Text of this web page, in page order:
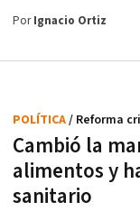
PorIgnacio Ortiz
Cambió la
alimentos y
sanitario
POLÍTICA/ Reforma